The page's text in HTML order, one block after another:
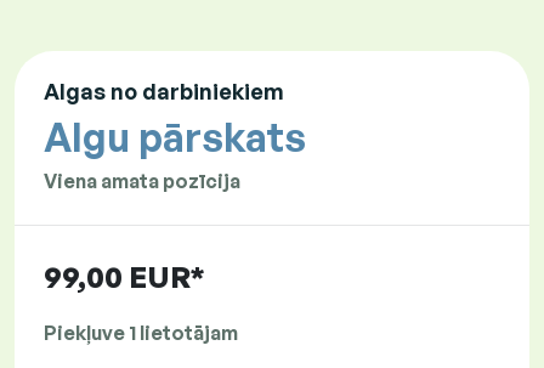
Algas no darbiniekiem
Algu pārskats
Viena amata pozīcija
99,00 EUR*
Piekļuve 1 lietotājam